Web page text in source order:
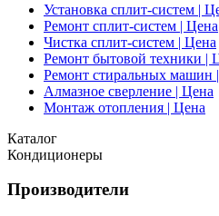
Установка сплит-систем |
Ремонт сплит-систем | Цена
Чистка сплит-систем | Цена
Ремонт бытовой техники |
Ремонт стиральных машин
Алмазное сверление | Цена
Монтаж отопления | Цена
Каталог
Кондиционеры
Производители